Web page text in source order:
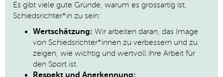
Es gibt viele gute Gründe, warum es grossartig ist,
Schiedsrichter*in zu sein:
Wertschätzung: Wir arbeiten daran, das Image
von Schiedsrichter*innen zu verbessern und zu
zeigen, wie wichtig und wertvoll ihre Arbeit für
den Sport ist.
Respekt und Anerkennung: